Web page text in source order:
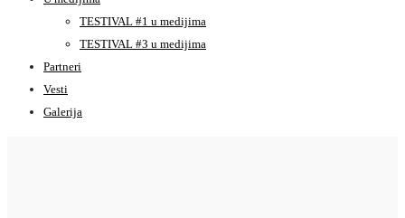
TESTIVAL #1 u medijima
TESTIVAL #3 u medijima
Partneri
Vesti
Galerija